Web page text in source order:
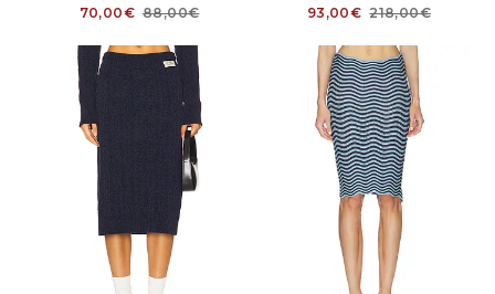
70,00€ 88,00€
93,00€ 218,00€